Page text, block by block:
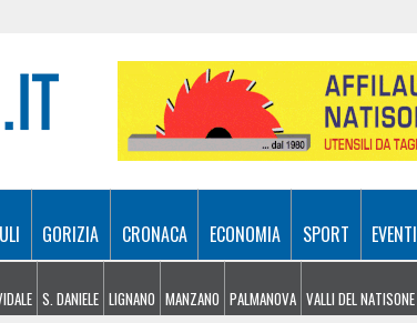
GORIZIA CRONACA ECONOMIA SPORT EVENTI
S. DANIELE LIGNANO MANZANO PALMANOVA VALLI DEL NATISONE